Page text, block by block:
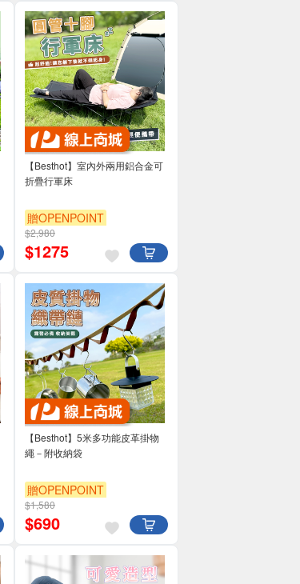
【Besthot】室內外兩用鋁合金可
折疊行軍床
贈OPENPOINT
$2,980
$1275
【Besthot】5米多功能皮革掛物
繩－附收納袋
贈OPENPOINT
$1,580
$690